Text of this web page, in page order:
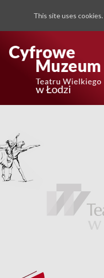
This site uses cookies.